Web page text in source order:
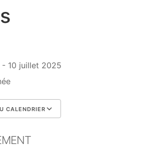
- 10 juillet 2025
CALENDRIER